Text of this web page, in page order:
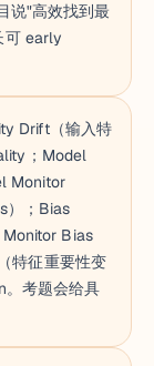
说"高效找到最
可 early
Drift（输入特
；Model
Monitor
）；Bias
Bias
特征重要性变
考题会给具